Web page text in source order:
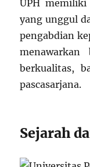
UPH
yang unggul
pengabdian
berkualitas,
pascasarjana.
Sejarah